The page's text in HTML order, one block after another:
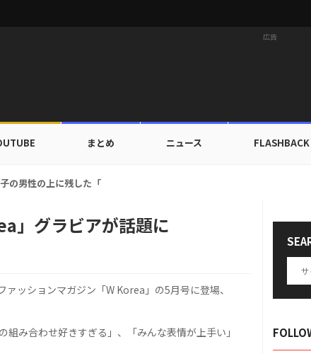
広告
まとめ ニュース FLASHBACK
の男性の上に残した「♥」…偶然か意図的なのか、ファンたちの推測は？
」グラビアが話題に
ッションマガジン「W Korea」の5月号に登場、
み合わせ好きすぎる」、「みんな表情が上手い」